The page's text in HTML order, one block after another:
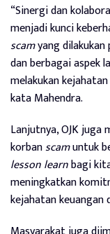
“Sinergi dan
menjadi kunci
scamyang dilakukan
dan berbagai aspek
melakukan
kata Mahendra.
Lanjutnya, OJK juga
korbanscamuntuk
lesson learnbagi
meningkatkan
kejahatan keuangan